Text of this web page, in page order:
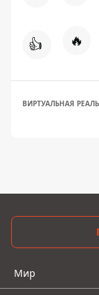
👍 🔥
ВИРТУАЛЬНАЯ
Мир